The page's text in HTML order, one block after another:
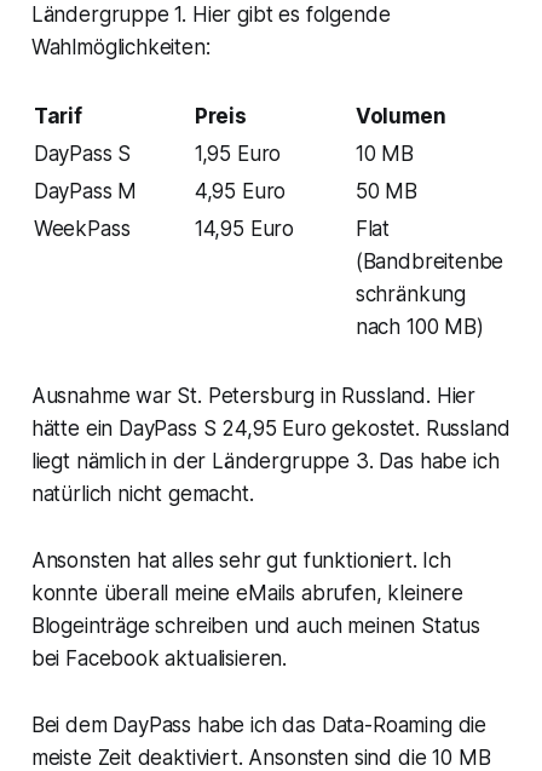
Ländergruppe 1. Hier gibt es folgende
Wahlmöglichkeiten:
Tarif Preis
Volumen
DayPass S
1,95 Euro
10 MB
DayPass M
4,95 Euro
50 MB
WeekPass
14,95 Euro
Flat
(Bandbreitenbe
schränkung
nach 100 MB)
Ausnahme war St. Petersburg in Russland. Hier
hätte ein DayPass S 24,95 Euro gekostet. Russland
liegt nämlich in der Ländergruppe 3. Das habe ich
natürlich nicht gemacht.
Ansonsten hat alles sehr gut funktioniert. Ich
konnte überall meine eMails abrufen, kleinere
Blogeinträge schreiben und auch meinen Status
bei Facebook aktualisieren.
Bei dem DayPass habe ich das Data-Roaming die
meiste Zeit deaktiviert. Ansonsten sind die 10 MB